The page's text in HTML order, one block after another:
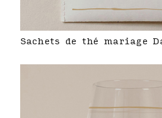
Sachets de thé mariage